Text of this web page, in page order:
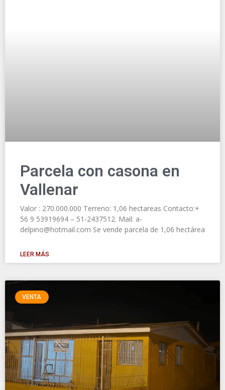
Parcela con casona en
Vallenar
Valor : 270.000.000 Terreno: 1,06 hectareas Contacto:+
56 9 53919694 – 51-2437512. Mail: a-
delpino@hotmail.com Se vende parcela de 1,06 hectárea
LEER MÁS
VENTA